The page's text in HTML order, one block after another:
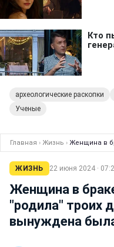
археологические раскопки
Ученые
Главная › Жизнь › Женщина в
ЖИЗНЬ 22 июня 2024 ·
Женщина в
"родила" троих
вынуждена